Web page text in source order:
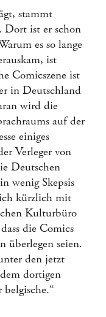
stammt
Dort ist er schon
es so lange
ist
Comicszene ist
in Deutschland
wird die
auf der
einiges
Verleger von
Deutschen
wenig Skepsis
kürzlich mit
Kulturbüro
die Comics
überlegen seien.
den jetzt
dortigen